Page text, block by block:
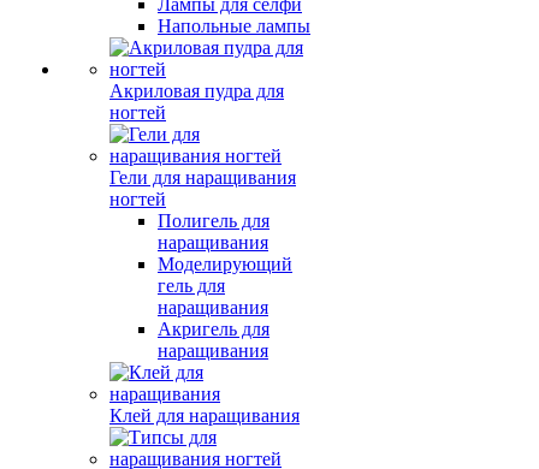
Лампы для селфи
Напольные лампы
Акриловая пудра для
ногтей
Гели для наращивания
ногтей
Полигель для
наращивания
Моделирующий
гель для
наращивания
Акригель для
наращивания
Клей для наращивания